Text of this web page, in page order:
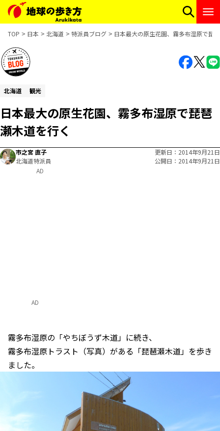
TOP 日本 北海道 特派員ブログ 日本最大の原生花園、霧多布湿原で琵
北海道 観光
日本最大の原生花園、霧多布湿原で琵琶
瀬木道を行く
市之宮 直子
北海道特派員
更新日
2014年9月21日
公開日
2014年9月21日
AD
霧多布湿原の「やちぼうず木道」に続き、
霧多布湿原トラスト（写真）がある「琵琶瀬木道」を歩き
ました。
AD